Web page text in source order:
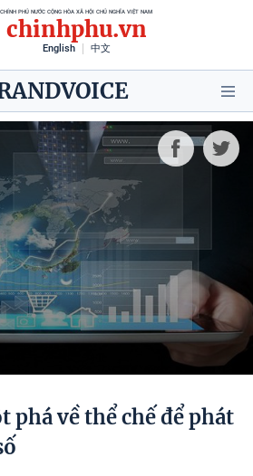
CHÍNH PHỦ NƯỚC CỘNG HÒA XÃ HỘI CHỦ NGHĨA VIỆT NAM
chinhphu.vn
English 中文
phá về thể chế để phát